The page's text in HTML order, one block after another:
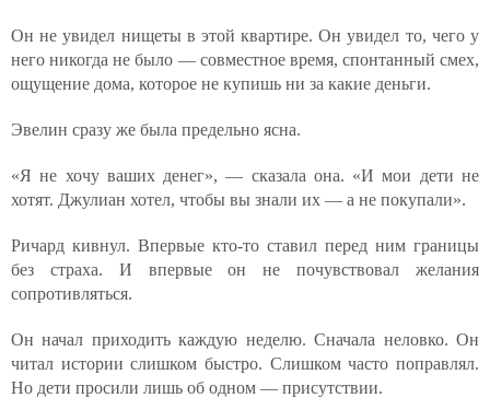
Он не увидел нищеты в этой квартире. Он увидел то, чего у
него никогда не было — совместное время, спонтанный смех,
ощущение дома, которое не купишь ни за какие деньги.
Эвелин сразу же была предельно ясна.
«Я не хочу ваших денег», — сказала она. «И мои дети не
хотят. Джулиан хотел, чтобы вы знали их — а не покупали».
Ричард кивнул. Впервые кто-то ставил перед ним границы
без страха. И впервые он не почувствовал желания
сопротивляться.
Он начал приходить каждую неделю. Сначала неловко. Он
читал истории слишком быстро. Слишком часто поправлял.
Но дети просили лишь об одном — присутствии.